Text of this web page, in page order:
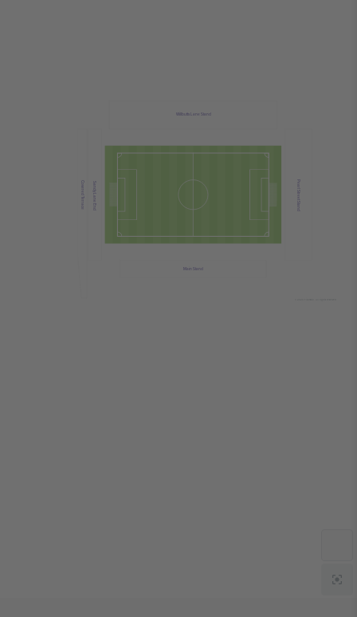
Main Stand
Pearl Street Stand
Willbutts Lane Stand
Sandy Lane End
Covered Terrace